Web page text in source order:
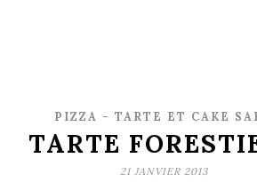
PIZZA - TARTE ET CAKE
TARTE
21 JANVIER 2013